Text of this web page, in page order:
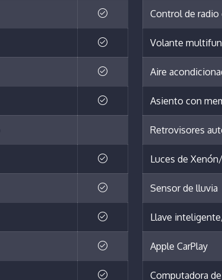
Control de radio
Volante
Aire
Asiento con
Retrovisores
Luces de
Sensor de lluvia
Llave
Apple CarPlay
Computadora